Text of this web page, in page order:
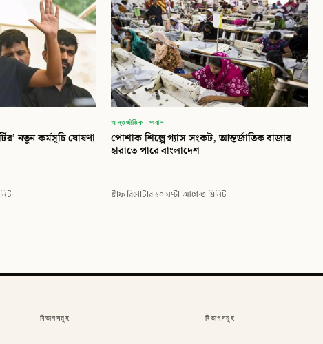
নতুন কর্মসূচি ঘোষণা
আন্তর্জাতিক সংবাদ
পোশাক শিল্পে গ্যাস সংকট, আন্তর্জাতিক বাজার
হারাতে পারে বাংলাদেশ
স্টাফ রিপোর্টার·১০ ঘণ্টা আগে·৩ মিনিট
বিভাগসমূহ বিভাগসমূহ